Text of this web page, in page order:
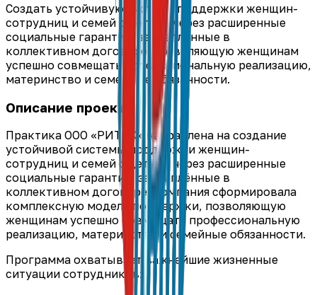
Создать устойчивую систему поддержки женщин-
сотрудниц и семей с детьми через расширенные
социальные гарантии, закреплённые в
коллективном договоре, позволяющую женщинам
успешно совмещать профессиональную реализацию,
материнство и семейные обязанности.
Описание проекта
Практика ООО «РИТЭК» направлена на создание
устойчивой системы поддержки женщин-
сотрудниц и семей с детьми через расширенные
социальные гарантии, закреплённые в
коллективном договоре. Компания сформировала
комплексную модель поддержки, позволяющую
женщинам успешно совмещать профессиональную
реализацию, материнство и семейные обязанности.
Программа охватывает важнейшие жизненные
ситуации сотрудников: